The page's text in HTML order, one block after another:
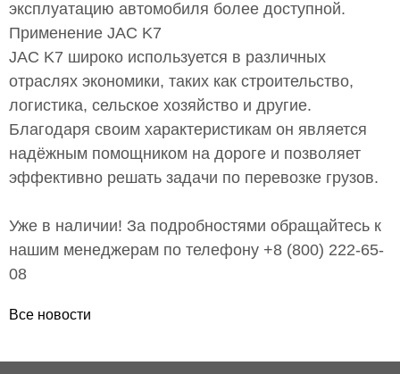
эксплуатацию автомобиля более доступной.
Применение JAC K7
JAC K7 широко используется в различных
отраслях экономики, таких как строительство,
логистика, сельское хозяйство и другие.
Благодаря своим характеристикам он является
надёжным помощником на дороге и позволяет
эффективно решать задачи по перевозке грузов.
Уже в наличии! За подробностями обращайтесь к
нашим менеджерам по телефону +8 (800) 222-65-
08
Все новости